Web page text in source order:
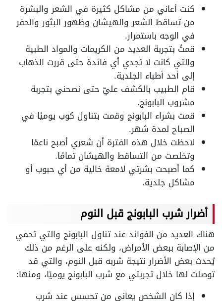
كنت أعاني من مشاكل كثيرة في الشعر والبشرة
من تساقط الشعر والهيشان وظهور البثور والحفر
في الوجه باستمرار.
قمتُ بتجربة العديد من الكريمات والمواد الطبية
والتي كانت لا تجدي أي فائدة حتى قررت الذهاب
إلى أحد أطباء الجلدية.
قام الطبيب بالكشف عليّ حتى نصحني بتجربة
مشروب البابونج.
قمت بشراء البابونج وقمت بتناول كوب يوميًا في
الصباح لمدة شهر.
لاحظت خلال هذه الفترة أن شعري أصبح ناعمًا
وتخلصت من التساقط والهيشان تمامًا.
كما أصبحت بشرتي لامعة خالية من أي حبوب أو
مشاكل جلدية.
أضرار شرب البابونج قبل النوم
هناك العديد من الفوائد عند تناول البابونج والتي تحمي
من الإصابة ببعض الأمراض، ولكنه على الرغم من ذلك
يُحدث بعض الأضرار نتيجة شربه قبل النوم، والتي قد
توصلت لها خلال تجربتي مع شرب البابونج يوميًا، ومنها:
إذا كان الشخص يعاني من تحسس عند شرب